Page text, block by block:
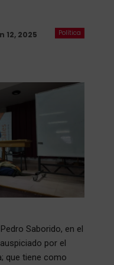
Política
12, 2025
Saborido, en el
por el
que tiene como